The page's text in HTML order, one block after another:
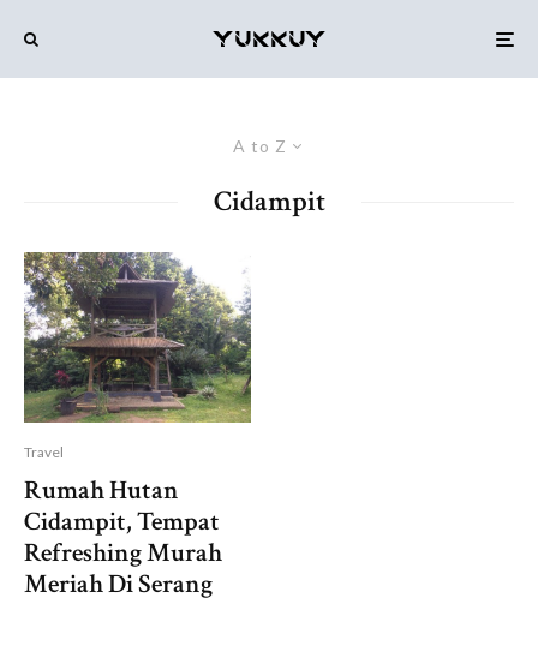
A to Z
Cidampit
Travel
Rumah Hutan
Cidampit, Tempat
Refreshing Murah
Meriah Di Serang